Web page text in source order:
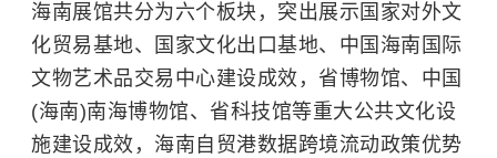
海南展馆共分为六个板块，突出展示国家对外文
化贸易基地、国家文化出口基地、中国海南国际
文物艺术品交易中心建设成效，省博物馆、中国
(海南)南海博物馆、省科技馆等重大公共文化设
施建设成效，海南自贸港数据跨境流动政策优势